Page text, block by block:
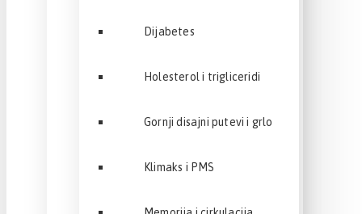
Dijabetes
Holesterol i trigliceridi
Gornji disajni putevi i grlo
Klimaks i PMS